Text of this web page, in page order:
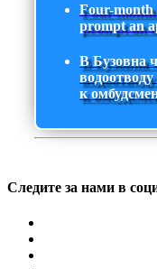
Four-month
prompt an
В Бузовна
к
Следите за нами в